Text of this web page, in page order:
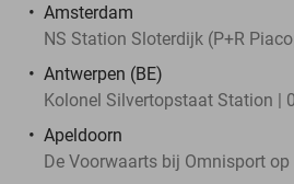
Amsterdam
NS Station Sloterdijk (P+R
Antwerpen (BE)
Kolonel Silvertopstaat Station |
Apeldoorn
De Voorwaarts bij Omnisport